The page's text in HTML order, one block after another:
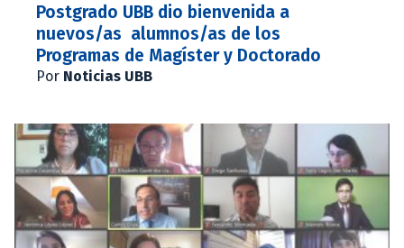
Postgrado UBB dio bienvenida a
nuevos/as alumnos/as de los
Programas de Magíster y Doctorado
Por Noticias UBB